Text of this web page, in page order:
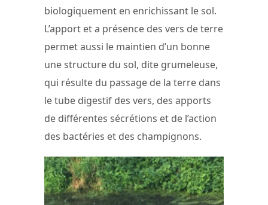
biologiquement en enrichissant le sol.
L’apport et a présence des vers de terre
permet aussi le maintien d’un bonne
une structure du sol, dite grumeleuse,
qui résulte du passage de la terre dans
le tube digestif des vers, des apports
de différentes sécrétions et de l’action
des bactéries et des champignons.